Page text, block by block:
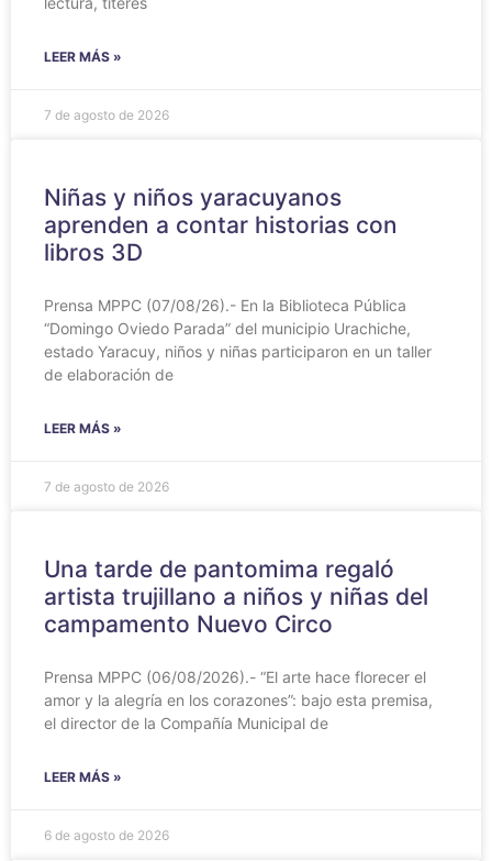
LEER MÁS »
7 de agosto de 2026
Niñas y niños yaracuyanos
aprenden a contar historias con
libros 3D
Prensa MPPC (07/08/26).- En la Biblioteca Pública
“Domingo Oviedo Parada” del municipio Urachiche,
estado Yaracuy, niños y niñas participaron en un taller
de elaboración de
LEER MÁS »
7 de agosto de 2026
Una tarde de pantomima regaló
artista trujillano a niños y niñas del
campamento Nuevo Circo
Prensa MPPC (06/08/2026).- “El arte hace florecer el
amor y la alegría en los corazones”: bajo esta premisa,
el director de la Compañía Municipal de
LEER MÁS »
6 de agosto de 2026